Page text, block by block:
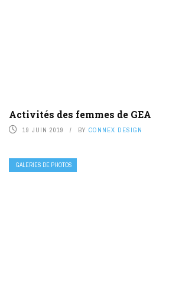
Activités des femmes de GEA
19 JUIN 2019 BY CONNEX DESIGN
GALERIES DE PHOTOS